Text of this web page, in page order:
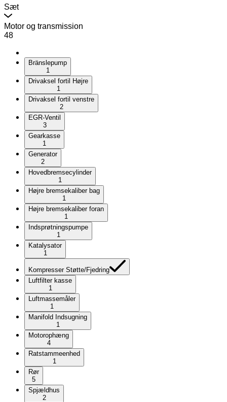
Sæt
Motor og transmission
48
Bränslepump
1
Drivaksel fortil Højre
1
Drivaksel fortil venstre
2
EGR-Ventil
3
Gearkasse
1
Generator
2
Hovedbremsecylinder
1
Højre bremsekaliber bag
1
Højre bremsekaliber foran
1
Indsprøtningspumpe
1
Katalysator
1
Kompresser Støtte/Fjedring
Luftfilter kasse
1
Luftmassemåler
1
Manifold Indsugning
1
Motorophæng
4
Ratstammeenhed
1
Rør
5
Spjældhus
2